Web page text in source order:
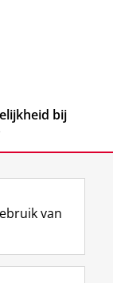
bij
I
n
Y
o
van